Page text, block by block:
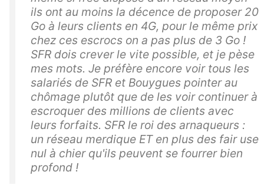
ils ont au moins la décence de proposer 20
Go à leurs clients en 4G, pour le même prix
chez ces escrocs on a pas plus de 3 Go !
SFR dois crever le vite possible, et je pèse
mes mots. Je préfère encore voir tous les
salariés de SFR et Bouygues pointer au
chômage plutôt que de les voir continuer à
escroquer des millions de clients avec
leurs forfaits. SFR le roi des arnaqueurs :
un réseau merdique ET en plus des fair use
nul à chier qu'ils peuvent se fourrer bien
profond !